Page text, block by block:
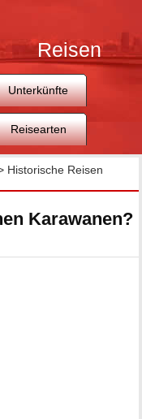
Reisen
Unterkünfte
Reisearten
Historische Reisen
Karawanen?